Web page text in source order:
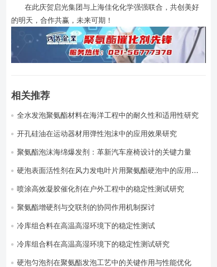
在此庆贺启光集团与上海佳化化学强强联合，共创美好
的明天，合作共赢，未来可期！
相关推荐
全水发泡聚氨酯材料在海洋工程中的耐久性和适用性研究
开孔硅油在运动器材用弹性泡沫中的应用效果研究
聚氨酯泡沫海绵爆发剂：革新汽车座椅设计的关键力量​
硬泡表面活性剂在风力发电叶片用聚氨酯硬泡中的应用实
喷涂高效凝胶催化剂在户外工程中的稳定性测试研究
聚氨酯增硬剂与交联剂的协同作用机制探讨
冷库组合料在高温高湿环境下的稳定性测试​
冷库组合料在高温高湿环境下的稳定性测试研究
硬泡匀泡剂在聚氨酯发泡工艺中的关键作用与性能优化